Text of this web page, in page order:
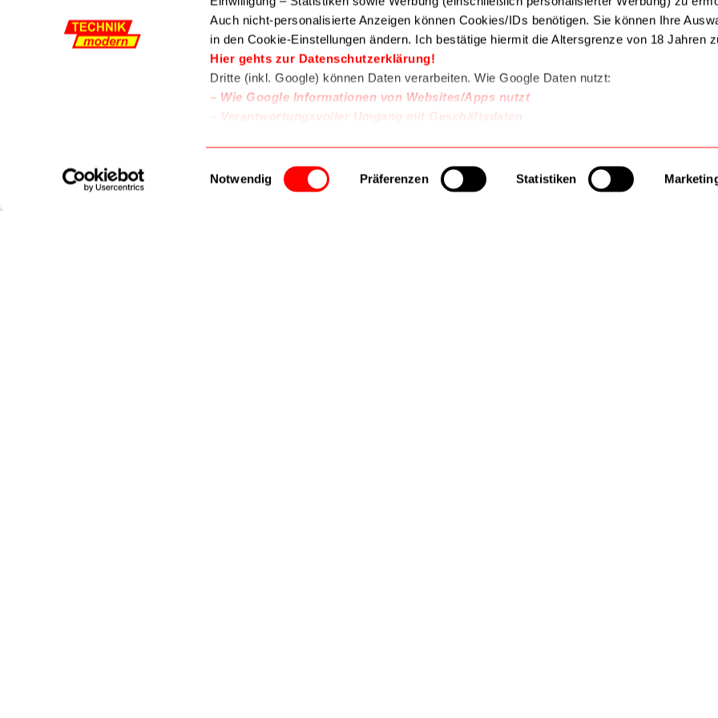
Auch nicht-personalisierte Anzeigen können Cookies/IDs benötigen. Sie können Ihre
in den Cookie-Einstellungen ändern. Ich bestätige hiermit die Altersgrenze von 18 Jahren
Hier gehts zur Datenschutzerklärung!
Dritte (inkl. Google) können Daten verarbeiten. Wie Google Daten nutzt:
– Wie Google Informationen von Websites/Apps nutzt
Verantwortungsvoller Umgang mit Geschäftsdaten
Einwilligungsauswahl
Notwendig Präferenzen Statistiken
Zur
Ringschlüssel
Proxxon
MicroSpeeder
Ratschen-
13,10 €
Zur
Wunschliste
Ringschlüssel
Proxxon
MicroSpeeder Gabel-
Ringratschenschlüssel
10,25 €
Zur
Ringschlüssel
Proxxon
MicroSpeeder mit
Hebelumschaltung
14,90 €